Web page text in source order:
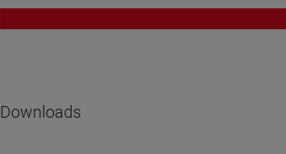
Downloads